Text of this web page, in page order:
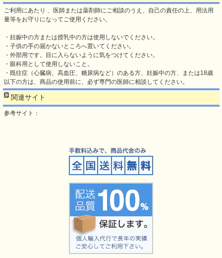
ご利用にあたり 、医師または薬剤師にご相談のうえ、自己の責任の上、用法用
量等をお守りになってご使用ください。
・妊娠中の方または授乳中の方は使用しないでください。
・子供の手の届かないところへ置いてください。
・外部用です。目に入らないように気をつけてください。
・眼科用として使用しないこと。
・既往症（心臓病、高血圧、糖尿病など）のある方、妊娠中の方、または18歳
以下の方は、商品の使用前に、必ず専門の医師に相談してください。
関連サイト
参考サイト：